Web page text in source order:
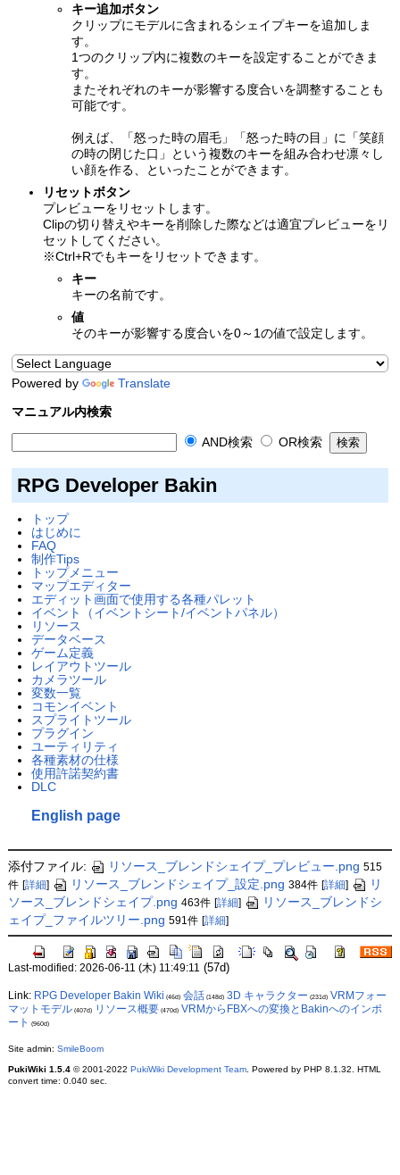
キー追加ボタン
クリップにモデルに含まれるシェイプキーを追加しま
す。
1つのクリップ内に複数のキーを設定することができま
す。
またそれぞれのキーが影響する度合いを調整することも
可能です。
例えば、「怒った時の眉毛」「怒った時の目」に「笑顔
の時の閉じた口」という複数のキーを組み合わせ凛々し
い顔を作る、といったことができます。
リセットボタン
プレビューをリセットします。
Clipの切り替えやキーを削除した際などは適宜プレビューをリ
セットしてください。
※Ctrl+Rでもキーをリセットできます。
キー
キーの名前です。
値
そのキーが影響する度合いを0～1の値で設定します。
Powered by
Translate
マニュアル内検索
AND検索 OR検索
RPG Developer Bakin
トップ
はじめに
FAQ
制作Tips
トップメニュー
マップエディター
エディット画面で使用する各種パレット
イベント（イベントシート/イベントパネル）
リソース
データベース
ゲーム定義
レイアウトツール
カメラツール
変数一覧
コモンイベント
スプライトツール
プラグイン
ユーティリティ
各種素材の仕様
使用許諾契約書
DLC
English page
添付ファイル: リソース_ブレンドシェイプ_プレビュー.png 515
件 [詳細] リソース_ブレンドシェイプ_設定.png 384件 [詳細]
リ
ソース_ブレンドシェイプ.png 463件 [詳細]
リソース_ブレンドシ
ェイプ_ファイルツリー.png 591件 [詳細]
Last-modified: 2026-06-11 (木) 11:49:11 (57d)
Link: RPG Developer Bakin Wiki (46d) 会話 (148d) 3D キャラクター (231d) VRMフォー
マットモデル(407d) リソース概要(470d) VRMからFBXへの変換とBakinへのインポ
ート
(960d)
Site admin: SmileBoom
PukiWiki 1.5.4© 2001-2022 PukiWiki Development Team. Powered by PHP 8.1.32. HTML
convert time: 0.040 sec.